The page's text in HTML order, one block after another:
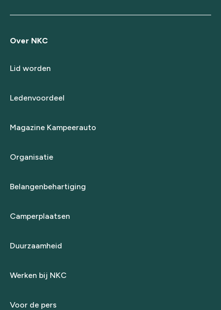
Over NKC
Lid worden
Ledenvoordeel
Magazine Kampeerauto
Organisatie
Belangenbehartiging
Camperplaatsen
Duurzaamheid
Werken bij NKC
Voor de pers